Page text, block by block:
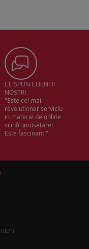
CE SPUN CLIENTII
NOSTRI
"Este cel mai
revolutionar serviciu
in materie de online
si infrumusetare!
Este fascinant!"